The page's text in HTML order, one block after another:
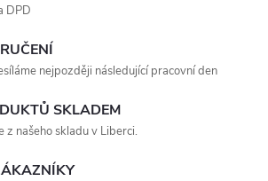
DPD
nejpozději následující pracovní den
SKLADEM
z našeho skladu v Liberci.